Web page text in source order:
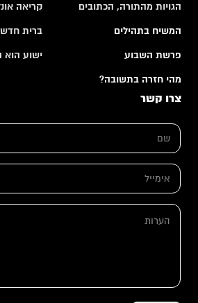
הגויות מהתורה, הכתובים
המשיח בתהילים
פרשת השבוע
מהי חזרה בתשובה?
קריאה
ברית
ישוע הוא
צרו קשר
ש
*
י
י
*
א
מ
י
ה